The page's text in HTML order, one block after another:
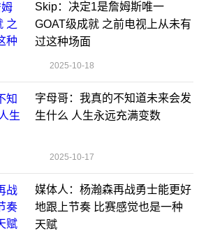
Skip：决定1是詹姆斯唯一
GOAT级成就 之前电视上从未有
过这种场面
2025-10-18
字母哥：我真的不知道未来会发
生什么 人生永远充满变数
2025-10-17
媒体人：杨瀚森再战勇士能更好
地跟上节奏 比赛感觉也是一种
天赋